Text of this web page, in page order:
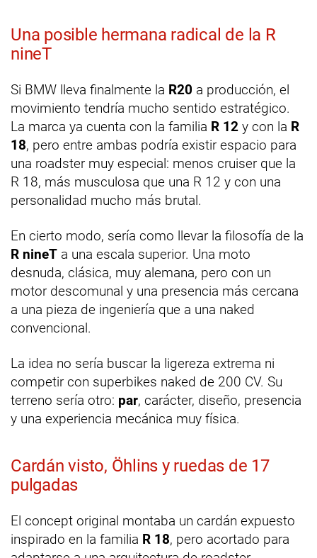
Una posible hermana radical de la R
nineT
Si BMW lleva finalmente la R20 a producción, el
movimiento tendría mucho sentido estratégico.
La marca ya cuenta con la familia R 12 y con la R
18, pero entre ambas podría existir espacio para
una roadster muy especial: menos cruiser que la
R 18, más musculosa que una R 12 y con una
personalidad mucho más brutal.
En cierto modo, sería como llevar la filosofía de la
R nineT a una escala superior. Una moto
desnuda, clásica, muy alemana, pero con un
motor descomunal y una presencia más cercana
a una pieza de ingeniería que a una naked
convencional.
La idea no sería buscar la ligereza extrema ni
competir con superbikes naked de 200 CV. Su
terreno sería otro: par, carácter, diseño, presencia
y una experiencia mecánica muy física.
Cardán visto, Öhlins y ruedas de 17
pulgadas
El concept original montaba un cardán expuesto
inspirado en la familia R 18, pero acortado para